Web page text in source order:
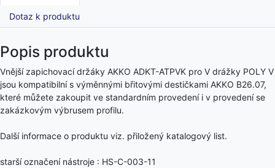
Dotaz k produktu
Popis produktu
Vnější zapichovací držáky AKKO ADKT-ATPVK pro V drážky POLY V
jsou kompatibilní s výměnnými břitovými destičkami AKKO B26.07,
které můžete zakoupit ve standardním provedení i v provedení se
zakázkovým výbrusem profilu.
Další informace o produktu viz. přiložený katalogový list.
starší označení nástroje : HS-C-003-11